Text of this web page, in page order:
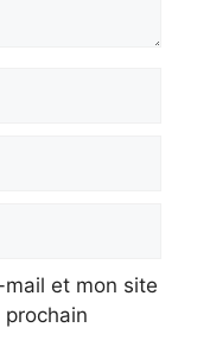
et mon site